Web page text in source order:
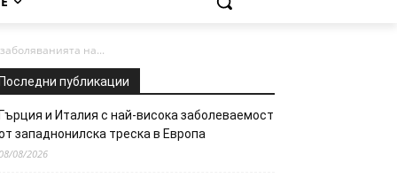
на...
публикации
и Италия с най-висока заболеваемост
западнонилска треска в Европа
08/2026